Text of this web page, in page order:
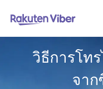
วิธีการโท
จาก